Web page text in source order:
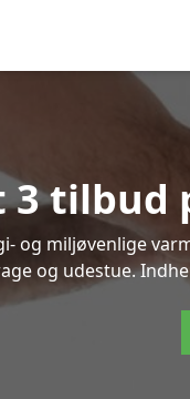
3
og miljøvenlige
og udestue.